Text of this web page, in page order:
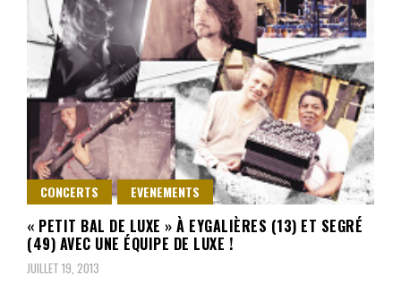
CONCERTS EVENEMENTS
« PETIT BAL DE LUXE » À EYGALIÈRES (13) ET SEGRÉ
(49) AVEC UNE ÉQUIPE DE LUXE !
JUILLET 19, 2013